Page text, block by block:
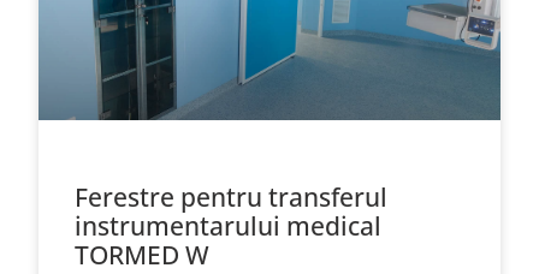
Ferestre pentru transferul
instrumentarului medical
TORMED W